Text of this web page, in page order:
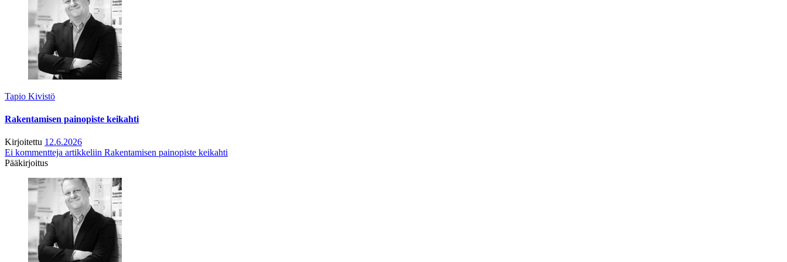
Tapio Kivistö
Rakentamisen painopiste keikahti
Kirjoitettu 12.6.2026
Ei kommentteja artikkeliin Rakentamisen painopiste keikahti
Pääkirjoitus